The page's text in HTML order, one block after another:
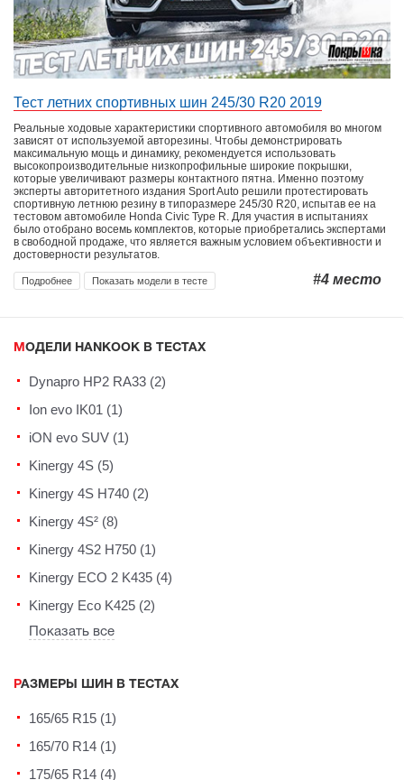
Тест летних спортивных шин 245/30 R20 2019
Реальные ходовые характеристики спортивного автомобиля во многом
зависят от используемой авторезины. Чтобы демонстрировать
максимальную мощь и динамику, рекомендуется использовать
высокопроизводительные низкопрофильные широкие покрышки,
которые увеличивают размеры контактного пятна. Именно поэтому
эксперты авторитетного издания Sport Auto решили протестировать
спортивную летнюю резину в типоразмере 245/30 R20, испытав ее на
тестовом автомобиле Honda Civic Type R. Для участия в испытаниях
было отобрано восемь комплектов, которые приобретались экспертами
в свободной продаже, что является важным условием объективности и
достоверности результатов.
Подробнее Показать модели в тесте #4 место
МОДЕЛИ HANKOOK В ТЕСТАХ
Dynapro HP2 RA33 (2)
Ion evo IK01 (1)
iON evo SUV (1)
Kinergy 4S (5)
Kinergy 4S H740 (2)
Kinergy 4S² (8)
Kinergy 4S2 H750 (1)
Kinergy ECO 2 K435 (4)
Kinergy Eco K425 (2)
Показать все
РАЗМЕРЫ ШИН В ТЕСТАХ
165/65 R15 (1)
165/70 R14 (1)
175/65 R14 (4)